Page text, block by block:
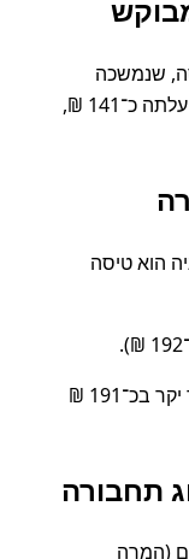
שנמשכה
סביב 45 דק׳. האפשרות הזולה ביותר עלתה כ־141 ₪,
הוא טיסה
שימו לב: טיסה מהיר בכ־7.7 שעות אך יקר בכ־191 ₪
תחבורה
(המרה